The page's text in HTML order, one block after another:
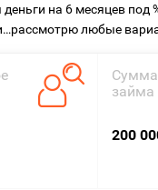
на 6 месяцев под
любые
Сумма
займа
200